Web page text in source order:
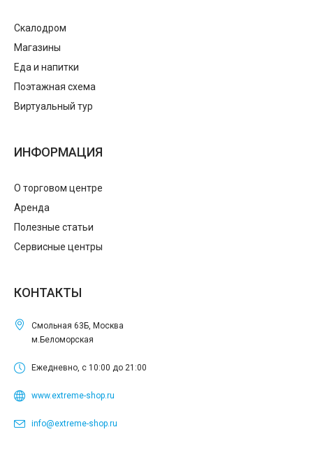
Скалодром
Магазины
Еда и напитки
Поэтажная схема
Виртуальный тур
ИНФОРМАЦИЯ
О торговом центре
Аренда
Полезные статьи
Сервисные центры
КОНТАКТЫ
Смольная 63Б, Москва
м.Беломорская
Ежедневно, с 10:00 до 21:00
www.extreme-shop.ru
info@extreme-shop.ru